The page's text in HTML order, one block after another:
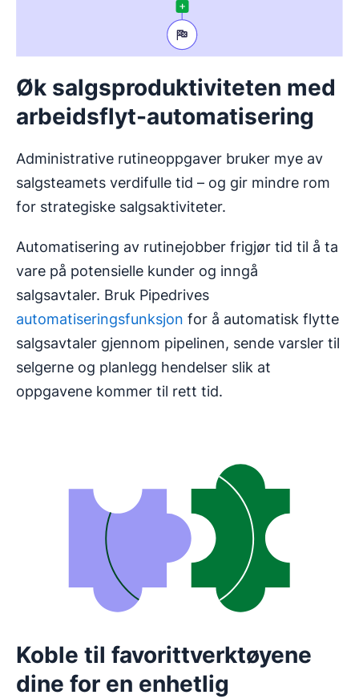
Øk salgsproduktiviteten med
arbeidsflyt-automatisering
Administrative rutineoppgaver bruker mye av
salgsteamets verdifulle tid – og gir mindre rom
for strategiske salgsaktiviteter.
Automatisering av rutinejobber frigjør tid til å ta
vare på potensielle kunder og inngå
salgsavtaler. Bruk Pipedrives
automatiseringsfunksjon for å automatisk flytte
salgsavtaler gjennom pipelinen, sende varsler til
selgerne og planlegg hendelser slik at
oppgavene kommer til rett tid.
Koble til favorittverktøyene
dine for en enhetlig